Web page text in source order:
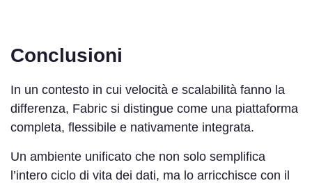
Conclusioni
In un contesto in cui velocità e scalabilità fanno la
differenza, Fabric si distingue come una piattaforma
completa, flessibile e nativamente integrata.
Un ambiente unificato che non solo semplifica
l’intero ciclo di vita dei dati, ma lo arricchisce con il